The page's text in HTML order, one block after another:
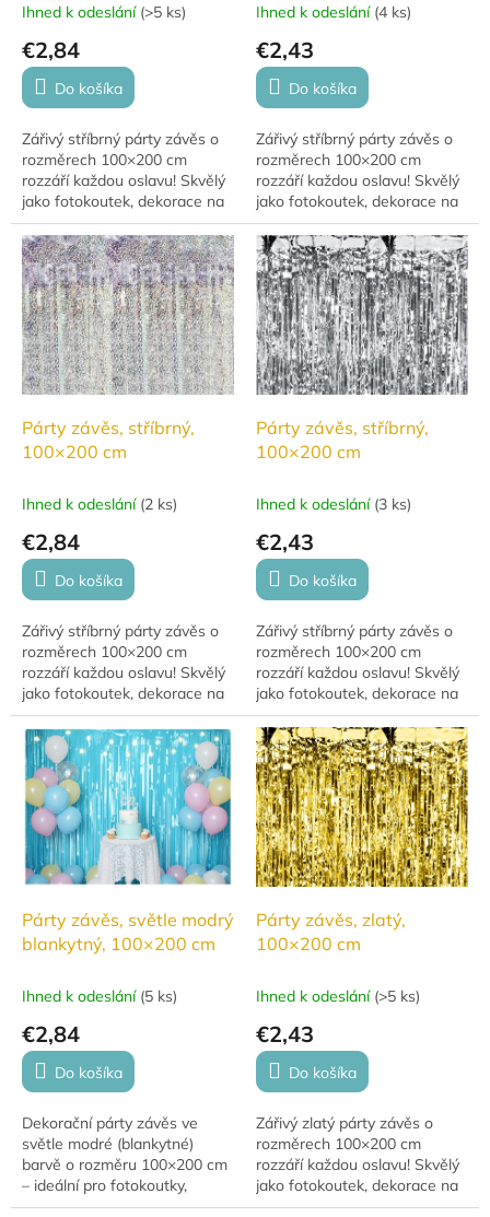
Ihned k odeslání (>5 ks)
€2,84
Do košíka
Zářivý stříbrný párty závěs o
rozměrech 100×200 cm
rozzáří každou oslavu! Skvělý
jako fotokoutek, dekorace na
stěnu nebo vchod.
Ihned k odeslání (4 ks)
€2,43
Do košíka
Zářivý stříbrný párty závěs o
rozměrech 100×200 cm
rozzáří každou oslavu! Skvělý
jako fotokoutek, dekorace na
stěnu nebo vchod.
Párty závěs, stříbrný,
100×200 cm
Ihned k odeslání (2 ks)
€2,84
Do košíka
Zářivý stříbrný párty závěs o
rozměrech 100×200 cm
rozzáří každou oslavu! Skvělý
jako fotokoutek, dekorace na
stěnu nebo vchod.
Párty závěs, stříbrný,
100×200 cm
Ihned k odeslání (3 ks)
€2,43
Do košíka
Zářivý stříbrný párty závěs o
rozměrech 100×200 cm
rozzáří každou oslavu! Skvělý
jako fotokoutek, dekorace na
stěnu nebo vchod.
Párty závěs, světle modrý
blankytný, 100×200 cm
Ihned k odeslání (5 ks)
€2,84
Do košíka
Dekorační párty závěs ve
světle modré (blankytné)
barvě o rozměru 100×200 cm
– ideální pro fotokoutky,
oslavy i slavnostní vstupy.
Párty závěs, zlatý,
100×200 cm
Ihned k odeslání (>5 ks)
€2,43
Do košíka
Zářivý zlatý párty závěs o
rozměrech 100×200 cm
rozzáří každou oslavu! Skvělý
jako fotokoutek, dekorace na
stěnu nebo vchod.